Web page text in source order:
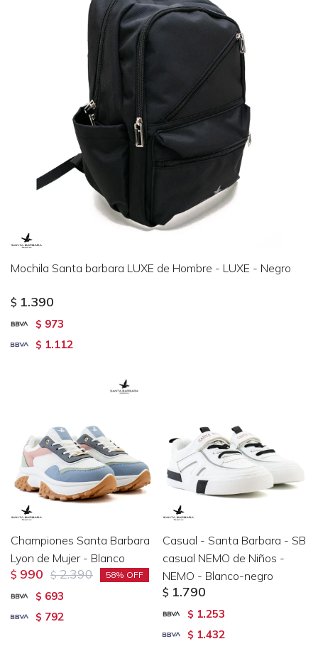
Mochila Santa barbara LUXE de Hombre - LUXE - Negro
$ 1.390
$ 973
$ 1.112
Championes Santa Barbara
Lyon de Mujer - Blanco
$ 990 $ 2.390 58
$ 693
$ 792
Casual - Santa Barbara - SB
casual NEMO de Niños -
NEMO - Blanco-negro
$ 1.790
$ 1.253
$ 1.432